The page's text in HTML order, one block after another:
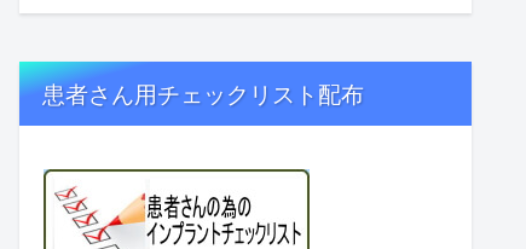
患者さん用チェックリスト配布